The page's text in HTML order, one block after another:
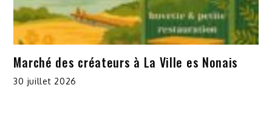
Marché des créateurs à La Ville es Nonais
30 juillet 2026